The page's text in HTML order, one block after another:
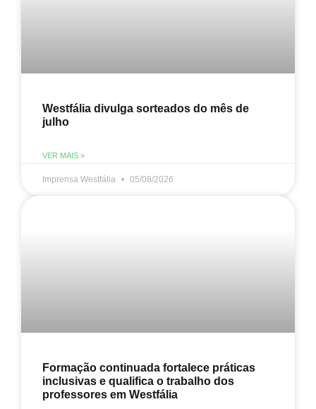
Westfália divulga sorteados do mês de
julho
VER MAIS »
Imprensa Westfália 05/08/2026
Formação continuada fortalece práticas
inclusivas e qualifica o trabalho dos
professores em Westfália